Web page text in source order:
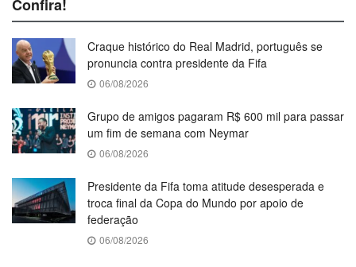
Confira!
Craque histórico do Real Madrid, português se
pronuncia contra presidente da Fifa
06/08/2026
Grupo de amigos pagaram R$ 600 mil para passar
um fim de semana com Neymar
06/08/2026
Presidente da Fifa toma atitude desesperada e
troca final da Copa do Mundo por apoio de
federação
06/08/2026